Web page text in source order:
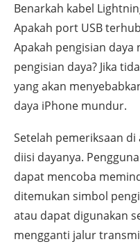
Benarkah kabel
Apakah port USB
Apakah pengisian
pengisian daya? Jika
yang akan
daya iPhone mundur.
Setelah pemeriksaan
diisi dayanya.
dapat mencoba
ditemukan simbol
atau dapat digunakan
mengganti jalur